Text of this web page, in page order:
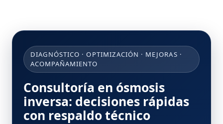
DIAGNÓSTICO · OPTIMIZACIÓN · MEJORAS ·
ACOMPAÑAMIENTO
Consultoría en ósmosis
inversa: decisiones rápidas
con respaldo técnico